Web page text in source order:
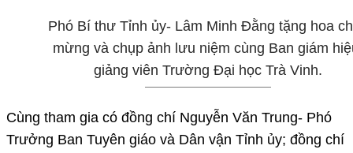
Phó Bí thư Tỉnh ủy- Lâm Minh Đằng tặng hoa
mừng và chụp ảnh lưu niệm cùng Ban giám
giảng viên Trường Đại học Trà Vinh.
Cùng tham gia có đồng chí Nguyễn Văn Trung- Phó
Trưởng Ban Tuyên giáo và Dân vận Tỉnh ủy; đồng chí